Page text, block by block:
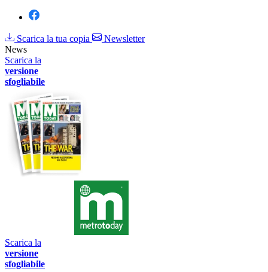
Scarica la tua copia
Newsletter
News
Scarica la
versione
sfogliabile
Scarica la
versione
sfogliabile